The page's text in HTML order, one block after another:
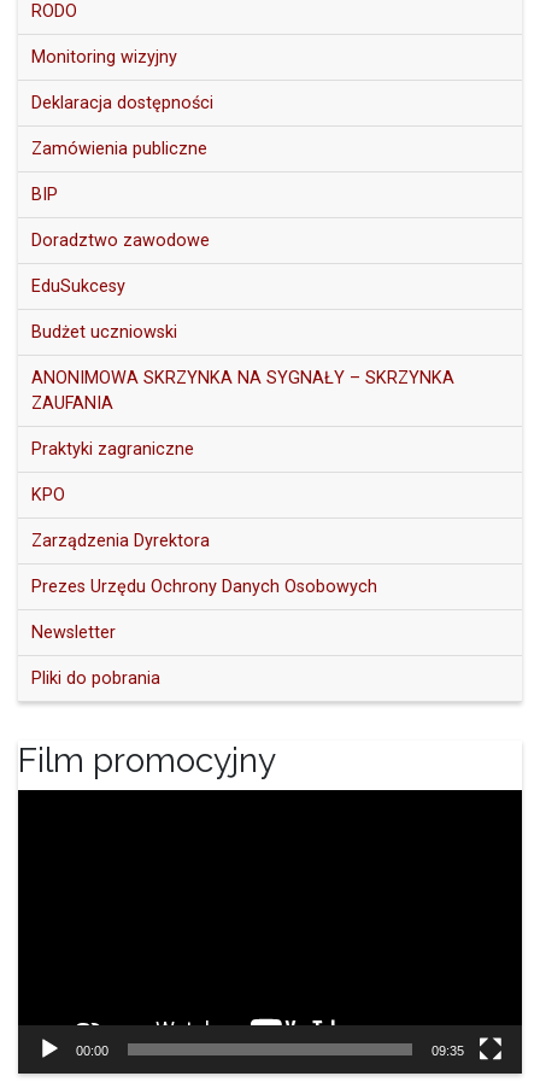
RODO
Monitoring wizyjny
Deklaracja dostępności
Zamówienia publiczne
BIP
Doradztwo zawodowe
EduSukcesy
Budżet uczniowski
ANONIMOWA SKRZYNKA NA SYGNAŁY – SKRZYNKA
ZAUFANIA
Praktyki zagraniczne
KPO
Zarządzenia Dyrektora
Prezes Urzędu Ochrony Danych Osobowych
Newsletter
Pliki do pobrania
Film promocyjny
00:00 09:35